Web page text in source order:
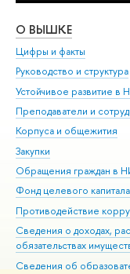
О ВЫШКЕ
Цифры и факты
Руководство и структура
Устойчивое развитие
Преподаватели и
Корпуса и общежития
Закупки
Обращения граждан в
Фонд целевого капитала
Противодействие
Сведения о доходах,
обязательствах
Сведения об